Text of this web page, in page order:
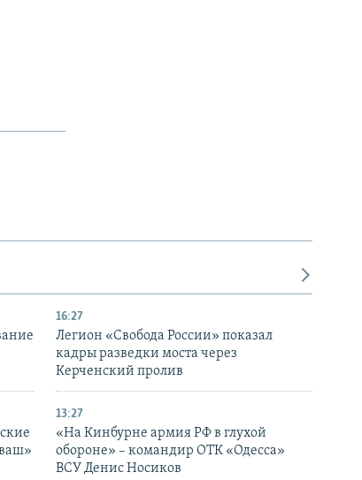
16:27
Легион «Свобода России» показал
кадры разведки моста через
Керченский пролив
13:27
«На Кинбурне армия РФ в глухой
обороне» – командир ОТК «Одесса»
ВСУ Денис Носиков